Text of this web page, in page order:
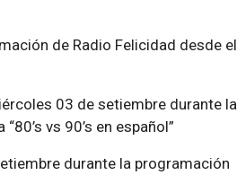
de Radio Felicidad desde el
03 de setiembre durante la
vs 90’s en español”
durante la programación